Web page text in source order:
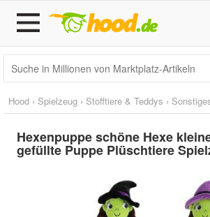
Hood › Spielzeug › Stofftiere & Teddys ›
Hexenpuppe schöne Hexe
gefüllte Puppe Plüschtiere